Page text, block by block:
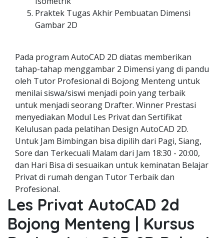
Praktek Tugas Akhir Pembuatan Dimensi
Gambar 2D
Pada program AutoCAD 2D diatas memberikan
tahap-tahap menggambar 2 Dimensi yang di pandu
oleh Tutor Profesional di Bojong Menteng untuk
menilai siswa/siswi menjadi poin yang terbaik
untuk menjadi seorang Drafter. Winner Prestasi
menyediakan Modul Les Privat dan Sertifikat
Kelulusan pada pelatihan Design AutoCAD 2D.
Untuk Jam Bimbingan bisa dipilih dari Pagi, Siang,
Sore dan Terkecuali Malam dari Jam 18:30 - 20:00,
dan Hari Bisa di sesuaikan untuk keminatan Belajar
Privat di rumah dengan Tutor Terbaik dan
Profesional.
Les Privat AutoCAD 2d
Bojong Menteng | Kursus